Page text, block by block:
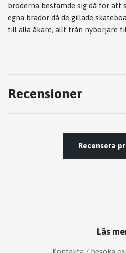
bröderna bestämde sig då för att
egna brädor då de gillade
till alla åkare, allt från nybörjare
Recensioner
Recensera
Läs